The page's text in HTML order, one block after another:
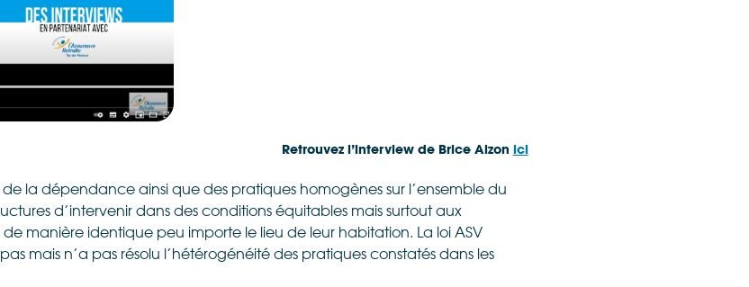
Retrouvez l’interview de Brice Alzon ici
la dépendance ainsi que des pratiques homogènes sur l’ensemble du
d’intervenir dans des conditions équitables mais surtout aux
manière identique peu importe le lieu de leur habitation. La loi ASV
mais n’a pas résolu l’hétérogénéité des pratiques constatés dans les